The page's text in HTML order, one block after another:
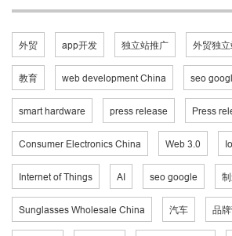
外贸 app开发 独立站推广 外贸独
教育 web development China seo
smart hardware press release Press
Consumer Electronics China Web 3.0
Internet of Things AI seo google
Sunglasses Wholesale China 汽车 品